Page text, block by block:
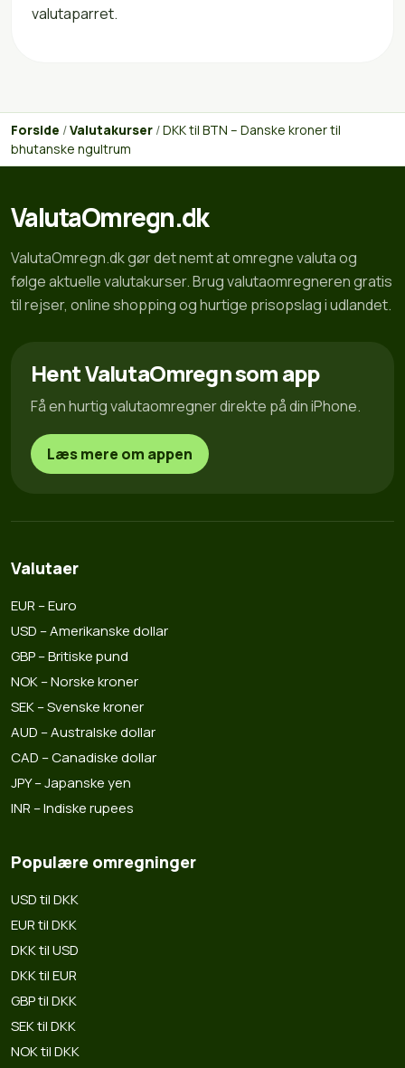
valutaparret.
Forside /Valutakurser /DKK til BTN – Danske kroner til
bhutanske ngultrum
ValutaOmregn.dk
ValutaOmregn.dk gør det nemt at omregne valuta og
følge aktuelle valutakurser. Brug valutaomregneren gratis
til rejser, online shopping og hurtige prisopslag i udlandet.
Hent ValutaOmregn som app
Få en hurtig valutaomregner direkte på din iPhone.
Læs mere om appen
Valutaer
EUR – Euro
USD – Amerikanske dollar
GBP – Britiske pund
NOK – Norske kroner
SEK – Svenske kroner
AUD – Australske dollar
CAD – Canadiske dollar
JPY – Japanske yen
INR – Indiske rupees
Populære omregninger
USD til DKK
EUR til DKK
DKK til USD
DKK til EUR
GBP til DKK
SEK til DKK
NOK til DKK